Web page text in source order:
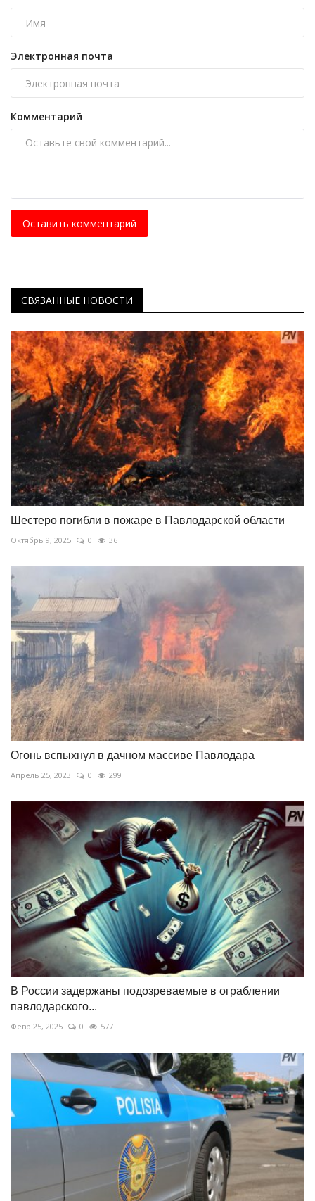
Электронная почта
Комментарий
Оставить комментарий
СВЯЗАННЫЕ НОВОСТИ
Шестеро погибли в пожаре в Павлодарской области
Октябрь 9, 2025 0 36
Огонь вспыхнул в дачном массиве Павлодара
Апрель 25, 2023 0 299
В России задержаны подозреваемые в ограблении
павлодарского...
Февр 25, 2025 0 577